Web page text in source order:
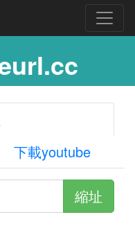
下載youtube
縮址